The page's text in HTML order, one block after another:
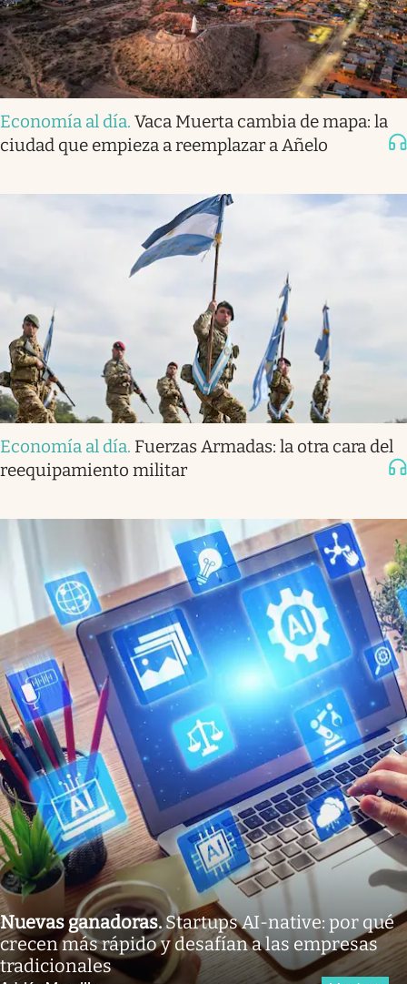
Economía al día. Vaca Muerta cambia de mapa: la
ciudad que empieza a reemplazar a Añelo
Economía al día. Fuerzas Armadas: la otra cara del
reequipamiento militar
Nuevas ganadoras.Startups AI-native: por qué
crecen más rápido y desafían a las empresas
tradicionales